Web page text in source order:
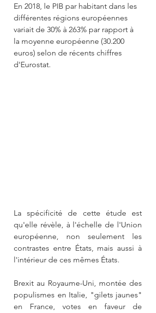
En 2018, le PIB par habitant dans les
différentes régions européennes
variait de 30% à 263% par rapport à
la moyenne européenne (30.200
euros) selon de récents chiffres
d'Eurostat.
La spécificité de cette étude est
qu'elle révèle, à l'échelle de l'Union
européenne, non seulement les
contrastes entre États, mais aussi à
l'intérieur de ces mêmes États.
Brexit au Royaume-Uni, montée des
populismes en Italie, "gilets jaunes"
en France, votes en faveur de